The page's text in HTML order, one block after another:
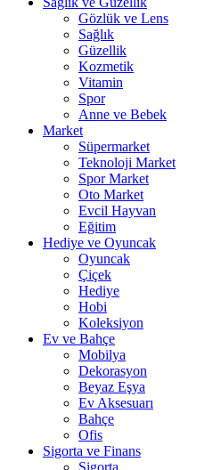
Gözlük ve Lens
Sağlık
Güzellik
Kozmetik
Vitamin
Spor
Anne ve Bebek
Market
Süpermarket
Teknoloji Market
Spor Market
Oto Market
Evcil Hayvan
Eğitim
Hediye ve Oyuncak
Oyuncak
Çiçek
Hediye
Hobi
Koleksiyon
Ev ve Bahçe
Mobilya
Dekorasyon
Beyaz Eşya
Ev Aksesuarı
Bahçe
Ofis
Sigorta ve Finans
Sigorta